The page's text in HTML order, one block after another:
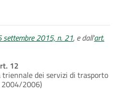
settembre 2015, n. 21, e dall'art.
12
triennale dei servizi di trasporto
2004/2006)